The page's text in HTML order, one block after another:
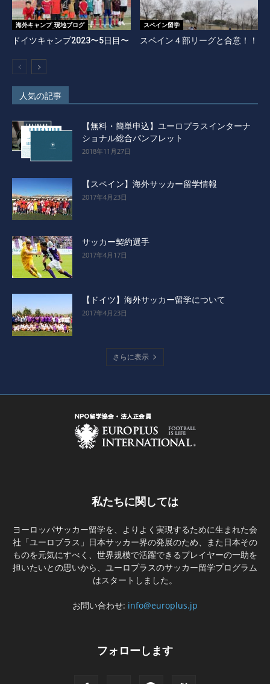
海外キャンプ_現地ブログ
ドイツキャンプ2023〜5日目〜
スペイン留学
スペイン４部リーグと合意！！
人気の記事
【無料・簡単申込】ユーロプラスインターナ
ショナル総合パンフレット
2018年11月27日
【スペイン】海外サッカー留学情報
2017年4月23日
サッカー契約選手
2017年4月17日
【ドイツ】海外サッカー留学について
2017年4月23日
さらに表示
私たちに関しては
ヨーロッパサッカー留学を、よりよく実現するために生まれた会
社「ユーロプラス」日本サッカー界の発展のため、また日本その
ものを元気にすべく、世界規模で活躍できるプレイヤーの一助を
担いたいとの思いから、ユーロプラスのサッカー留学プログラム
はスタートしました。
お問い合わせ: info@europlus.jp
フォローします